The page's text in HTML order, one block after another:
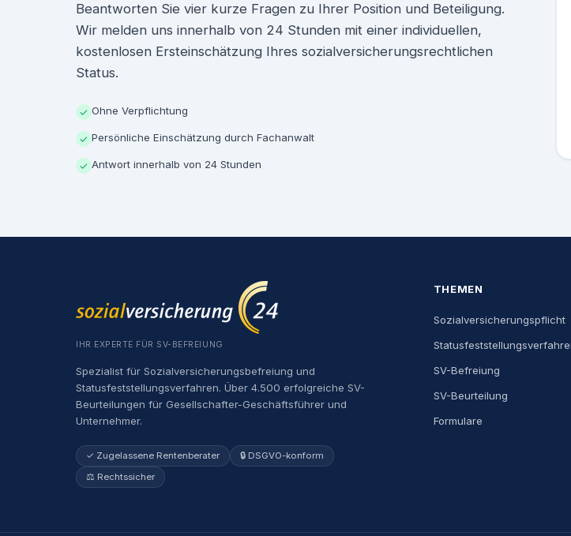
Beantworten Sie vier kurze Fragen zu Ihrer Position und Beteiligung.
Wir melden uns innerhalb von 24 Stunden mit einer individuellen,
kostenlosen Ersteinschätzung Ihres sozialversicherungsrechtlichen
Status.
✓ Ohne Verpflichtung
✓ Persönliche Einschätzung durch Fachanwalt
✓ Antwort innerhalb von 24 Stunden
IHR EXPERTE FÜR SV-BEFREIUNG
Spezialist für Sozialversicherungsbefreiung und
Statusfeststellungsverfahren. Über 4.500 erfolgreiche SV-
Beurteilungen für Gesellschafter-Geschäftsführer und
Unternehmer.
✓ Zugelassene Rentenberater
🔒 DSGVO-konform
⚖️ Rechtssicher
THEMEN
Sozialversicherungspflicht
SV-Befreiung
SV-Beurteilung
Formulare